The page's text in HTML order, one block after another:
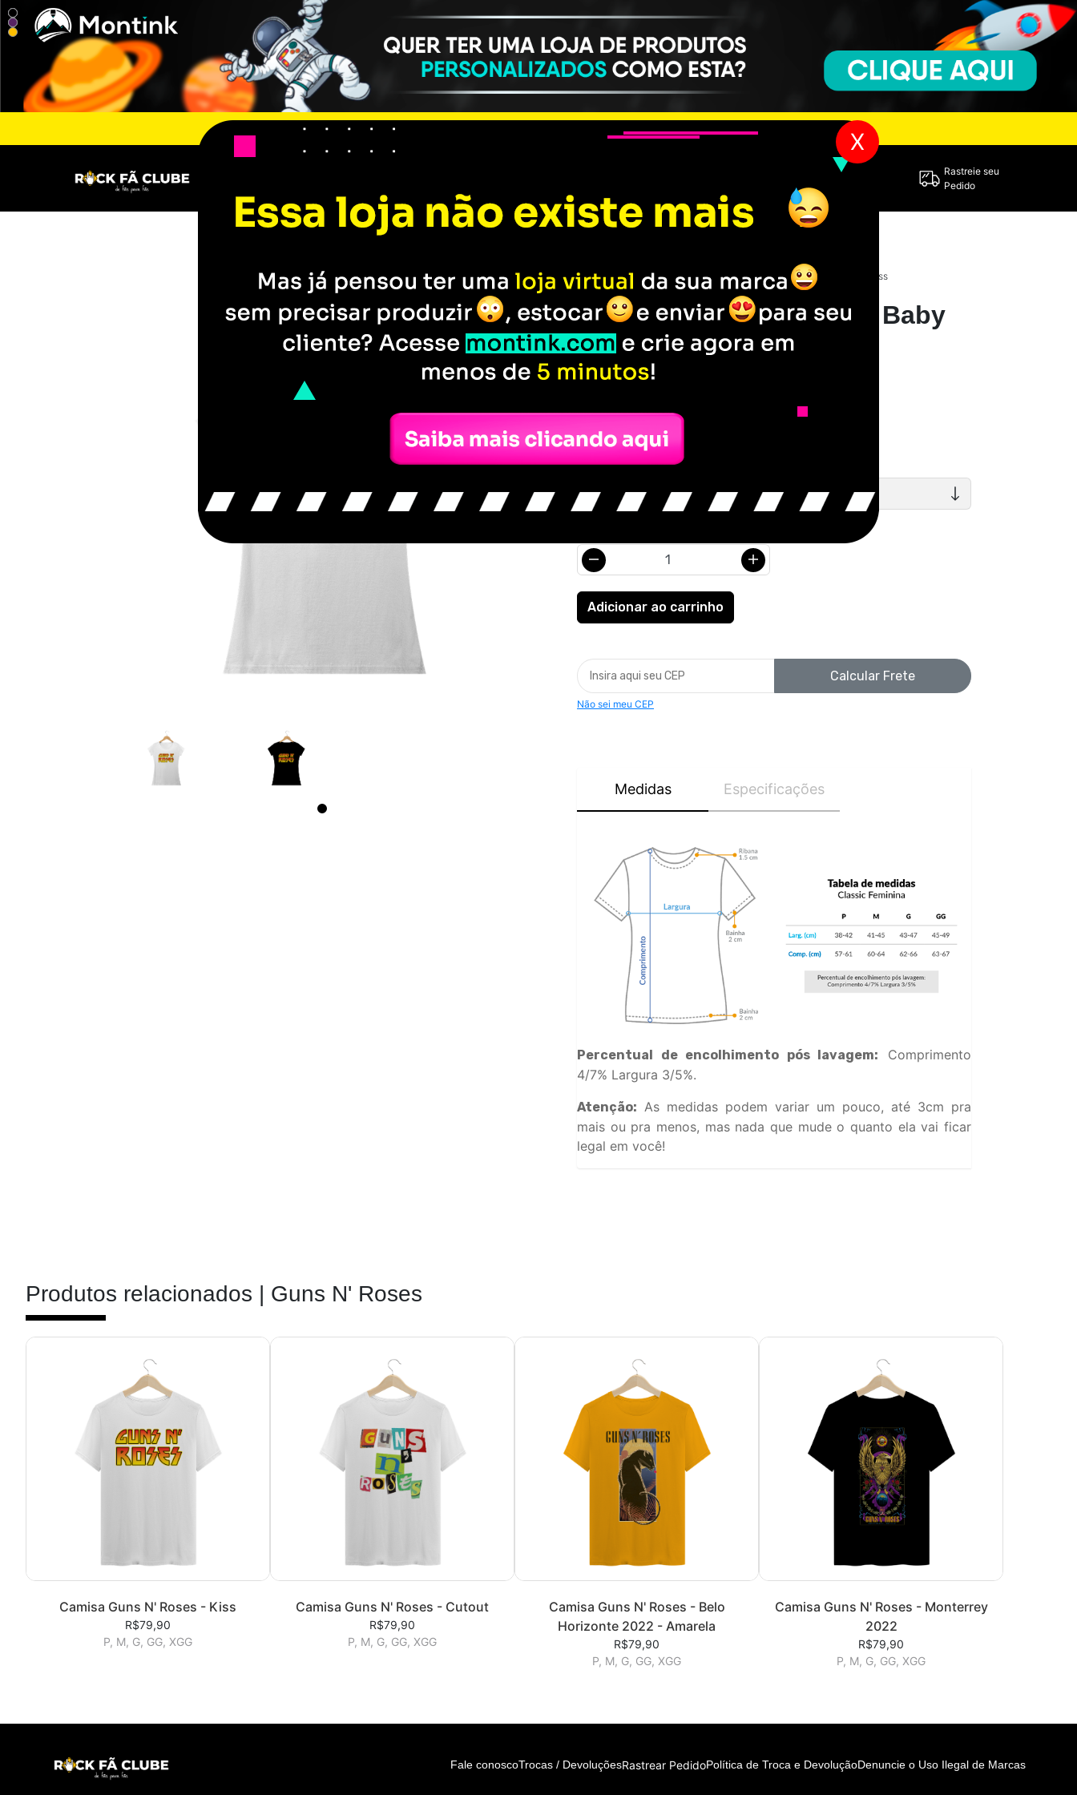
X
SAC / Suporte: (31)994060626
Entre em
Rastreie seu
Pedido
Início > Guns N' Roses > Camisa Guns N' Roses - Baby Look - Kiss
Camisa Guns N' Roses - Baby
Look - Kiss
3x de R$ 26,63
COR
Calcular Frete
Não sei meu CEP
Medidas Especificações
Percentual de encolhimento pós lavagem:
Comprimento
4/7% Largura 3/5%.
Atenção: As medidas podem variar um pouco, até 3cm pra
mais ou pra menos, mas nada que mude o quanto ela vai ficar
legal em você!
Produtos relacionados | Guns N' Roses
Camisa Guns N' Roses - Kiss
R$79,90
P, M, G, GG, XGG
Camisa Guns N' Roses - Cutout
R$79,90
P, M, G, GG, XGG
Camisa Guns N' Roses - Belo
Horizonte 2022 - Amarela
R$79,90
P, M, G, GG, XGG
Camisa Guns N' Roses - Monterrey
2022
R$79,90
P, M, G, GG, XGG
Fale conoscoTrocas / DevoluçõesRastrear PedidoPolítica de Troca e DevoluçãoDenuncie o Uso Ilegal de Marcas